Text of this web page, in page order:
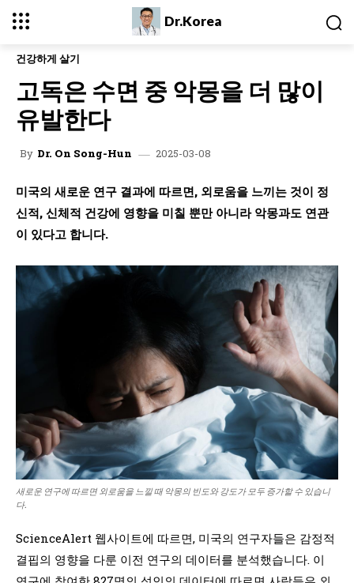
Dr.Korea
건강하게 살기
고독은 수면 중 악몽을 더 많이
유발한다
By Dr. On Song-Hun 2025-03-08
미국의 새로운 연구 결과에 따르면, 외로움을 느끼는 것이 정
신적, 신체적 건강에 영향을 미칠 뿐만 아니라 악몽과도 연관
이 있다고 합니다.
새로운 연구에 따르면 외로움을 느낄 때 악몽의 빈도와 강도가 모두 증가할 수 있습니
다.
ScienceAlert 웹사이트에 따르면, 미국의 연구자들은 감정적
결핍의 영향을 다룬 이전 연구의 데이터를 분석했습니다. 이